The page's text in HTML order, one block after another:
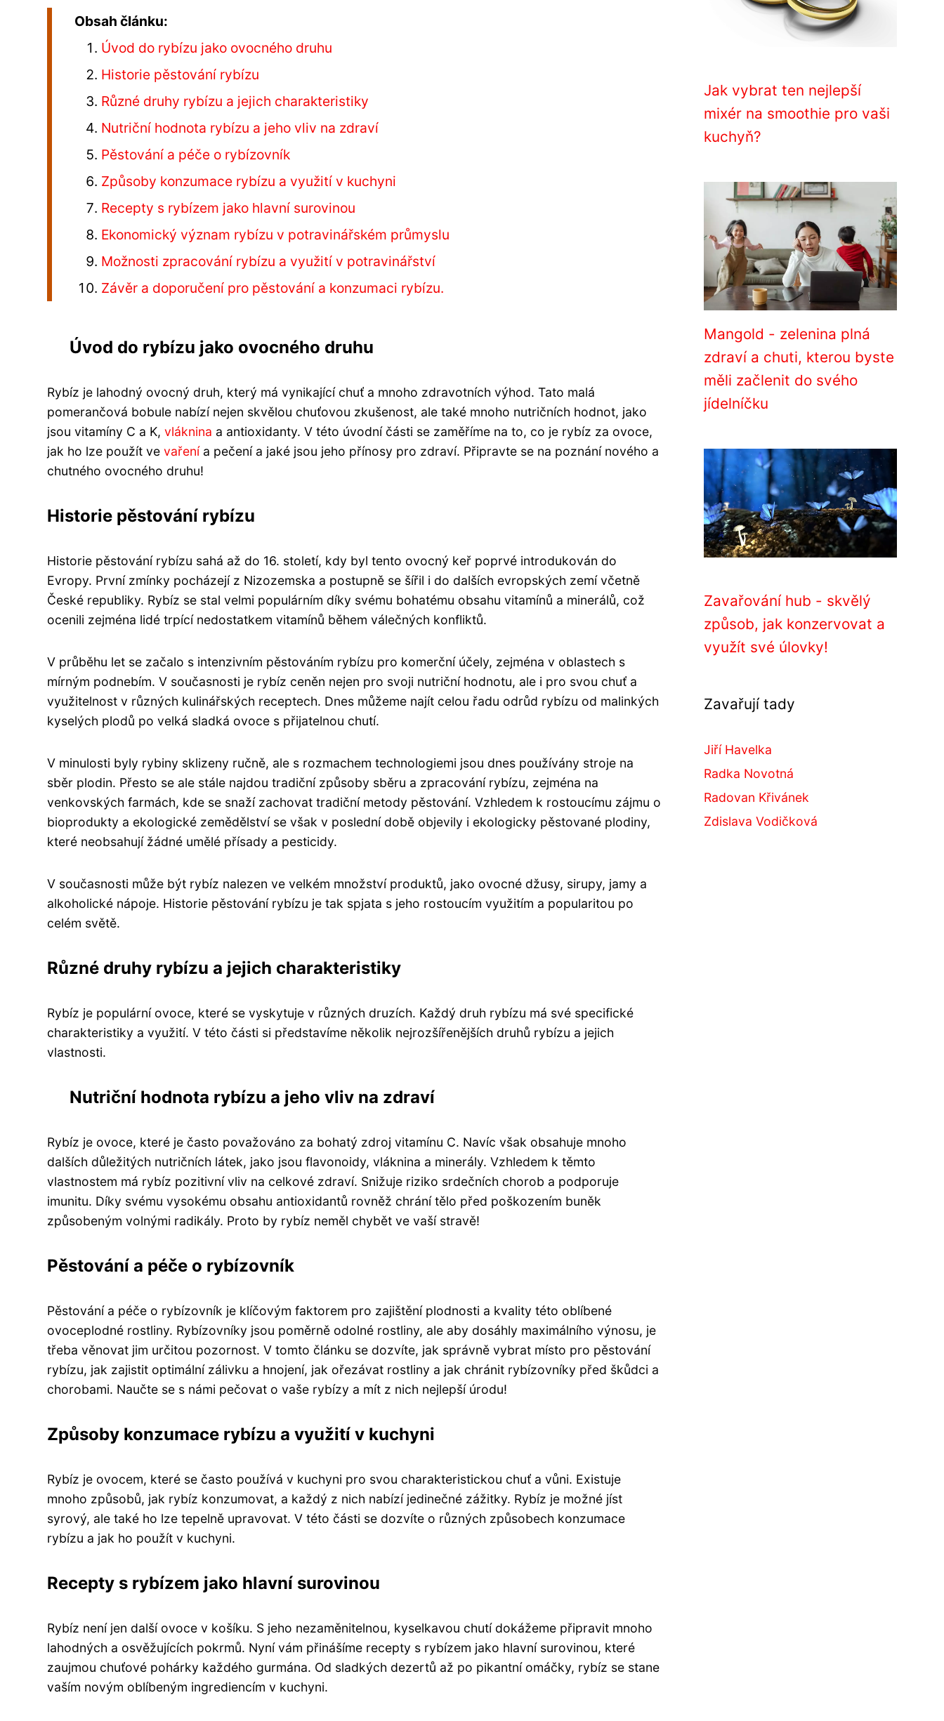
Obsah článku:
Úvod do rybízu jako ovocného druhu
Historie pěstování rybízu
Různé druhy rybízu a jejich charakteristiky
Nutriční hodnota rybízu a jeho vliv na zdraví
Pěstování a péče o rybízovník
Způsoby konzumace rybízu a využití v kuchyni
Recepty s rybízem jako hlavní surovinou
Ekonomický význam rybízu v potravinářském průmyslu
Možnosti zpracování rybízu a využití v potravinářství
Závěr a doporučení pro pěstování a konzumaci rybízu.
Úvod do rybízu jako ovocného druhu
Rybíz je lahodný ovocný druh, který má vynikající chuť a mnoho zdravotních výhod. Tato malá
pomerančová bobule nabízí nejen skvělou chuťovou zkušenost, ale také mnoho nutričních hodnot, jako
jsou vitamíny C a K, vláknina a antioxidanty. V této úvodní části se zaměříme na to, co je rybíz za ovoce,
jak ho lze použít ve vařenía pečení a jaké jsou jeho přínosy pro zdraví. Připravte se na poznání nového a
chutného ovocného druhu!
Historie pěstování rybízu
Historie pěstování rybízu sahá až do 16. století, kdy byl tento ovocný keř poprvé introdukován do
Evropy. První zmínky pocházejí z Nizozemska a postupně se šířil i do dalších evropských zemí včetně
České republiky. Rybíz se stal velmi populárním díky svému bohatému obsahu vitamínů a minerálů, což
ocenili zejména lidé trpící nedostatkem vitamínů během válečných konfliktů.
V průběhu let se začalo s intenzivním pěstováním rybízu pro komerční účely, zejména v oblastech s
mírným podnebím. V současnosti je rybíz ceněn nejen pro svoji nutriční hodnotu, ale i pro svou chuť a
využitelnost v různých kulinářských receptech. Dnes můžeme najít celou řadu odrůd rybízu od malinkých
kyselých plodů po velká sladká ovoce s přijatelnou chutí.
V minulosti byly rybiny sklizeny ručně, ale s rozmachem technologiemi jsou dnes používány stroje na
sběr plodin. Přesto se ale stále najdou tradiční způsoby sběru a zpracování rybízu, zejména na
venkovských farmách, kde se snaží zachovat tradiční metody pěstování. Vzhledem k rostoucímu zájmu o
bioprodukty a ekologické zemědělství se však v poslední době objevily i ekologicky pěstované plodiny,
které neobsahují žádné umělé přísady a pesticidy.
V současnosti může být rybíz nalezen ve velkém množství produktů, jako ovocné džusy, sirupy, jamy a
alkoholické nápoje. Historie pěstování rybízu je tak spjata s jeho rostoucím využitím a popularitou po
celém světě.
Různé druhy rybízu a jejich charakteristiky
Rybíz je populární ovoce, které se vyskytuje v různých druzích. Každý druh rybízu má své specifické
charakteristiky a využití. V této části si představíme několik nejrozšířenějších druhů rybízu a jejich
vlastnosti.
Nutriční hodnota rybízu a jeho vliv na zdraví
Rybíz je ovoce, které je často považováno za bohatý zdroj vitamínu C. Navíc však obsahuje mnoho
dalších důležitých nutričních látek, jako jsou flavonoidy, vláknina a minerály. Vzhledem k těmto
vlastnostem má rybíz pozitivní vliv na celkové zdraví. Snižuje riziko srdečních chorob a podporuje
imunitu. Díky svému vysokému obsahu antioxidantů rovněž chrání tělo před poškozením buněk
způsobeným volnými radikály. Proto by rybíz neměl chybět ve vaší stravě!
Pěstování a péče o rybízovník
Pěstování a péče o rybízovník je klíčovým faktorem pro zajištění plodnosti a kvality této oblíbené
ovoceplodné rostliny. Rybízovníky jsou poměrně odolné rostliny, ale aby dosáhly maximálního výnosu, je
třeba věnovat jim určitou pozornost. V tomto článku se dozvíte, jak správně vybrat místo pro pěstování
rybízu, jak zajistit optimální zálivku a hnojení, jak ořezávat rostliny a jak chránit rybízovníky před škůdci a
chorobami. Naučte se s námi pečovat o vaše rybízy a mít z nich nejlepší úrodu!
Způsoby konzumace rybízu a využití v kuchyni
Rybíz je ovocem, které se často používá v kuchyni pro svou charakteristickou chuť a vůni. Existuje
mnoho způsobů, jak rybíz konzumovat, a každý z nich nabízí jedinečné zážitky. Rybíz je možné jíst
syrový, ale také ho lze tepelně upravovat. V této části se dozvíte o různých způsobech konzumace
rybízu a jak ho použít v kuchyni.
Recepty s rybízem jako hlavní surovinou
Rybíz není jen další ovoce v košíku. S jeho nezaměnitelnou, kyselkavou chutí dokážeme připravit mnoho
lahodných a osvěžujících pokrmů. Nyní vám přinášíme recepty s rybízem jako hlavní surovinou, které
zaujmou chuťové pohárky každého gurmána. Od sladkých dezertů až po pikantní omáčky, rybíz se stane
vaším novým oblíbeným ingrediencím v kuchyni.
Jak vybrat ten nejlepší
mixér na smoothie pro vaši
kuchyň?
Mangold - zelenina plná
zdraví a chuti, kterou byste
měli začlenit do svého
jídelníčku
Zavařování hub - skvělý
způsob, jak konzervovat a
využít své úlovky!
Zavařují tady
Jiří Havelka
Radka Novotná
Radovan Křivánek
Zdislava Vodičková